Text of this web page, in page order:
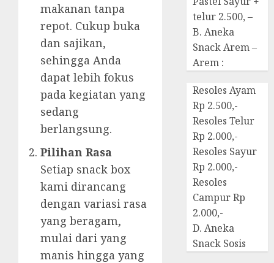
makanan tanpa
repot. Cukup buka
dan sajikan,
sehingga Anda
dapat lebih fokus
pada kegiatan yang
sedang
berlangsung.
Pilihan Rasa
Setiap snack box
kami dirancang
dengan variasi rasa
yang beragam,
mulai dari yang
manis hingga yang
telur 2.500, –
B. Aneka
Snack Arem –
Arem :
Resoles Ayam
Rp 2.500,-
Resoles Telur
Rp 2.000,-
Resoles Sayur
Rp 2.000,-
Resoles
Campur Rp
2.000,-
D. Aneka
Snack Sosis